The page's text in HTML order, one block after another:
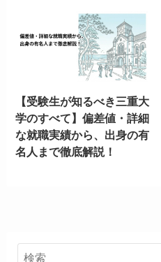
【受験生が知るべき三重大
学のすべて】偏差値・詳細
な就職実績から、出身の有
名人まで徹底解説！